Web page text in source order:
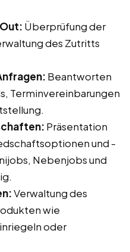
Überprüfung der
des Zutritts
Beantworten
Terminvereinbarungen
Präsentation
und -
Nebenjobs und
Verwaltung des
wie
oder